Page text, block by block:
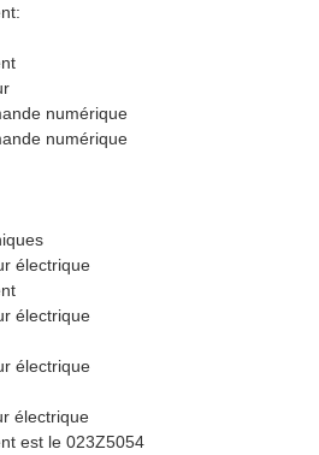
numérique
numérique
électrique
électrique
électrique
électrique
est le 023Z5054